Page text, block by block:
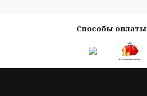
Способы оплаты